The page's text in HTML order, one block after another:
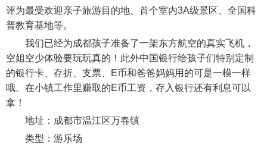
评为最受欢迎亲子旅游目的地、首个室内3A级景区、全国科
普教育基地等。
我们已经为成都孩子准备了一架东方航空的真实飞机，
空姐空少体验要玩玩真的！此外中国银行给孩子们特别定制
的银行卡、存折、支票、E币和爸爸妈妈用的可是一模一样
哦。在小镇工作里赚取的E币工资，存入银行还有利息可以
拿！
地址：成都市温江区万春镇
类型：游乐场